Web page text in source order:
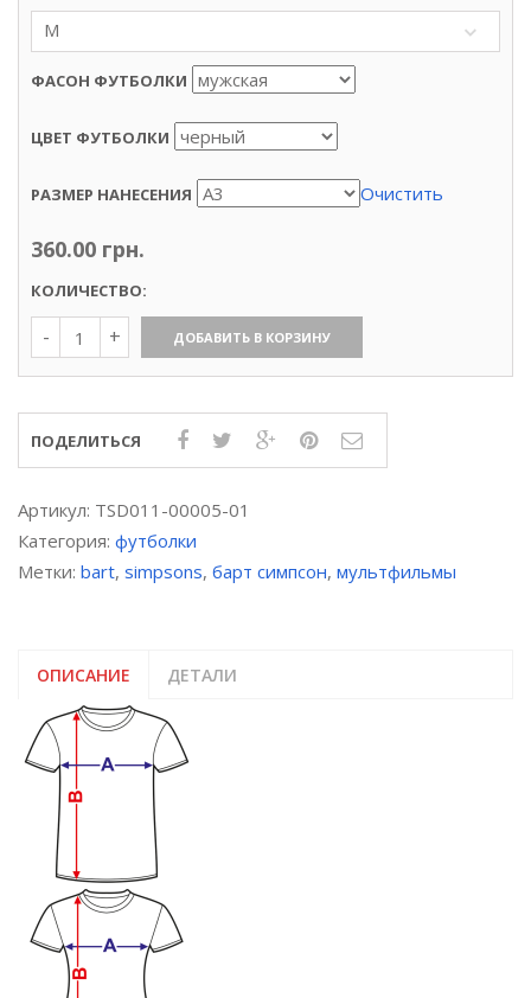
M
ФАСОН ФУТБОЛКИ
ЦВЕТ ФУТБОЛКИ
РАЗМЕР НАНЕСЕНИЯ Очистить
360.00 грн.
КОЛИЧЕСТВО:
Количество
Футболка
«Барт
печать
ДОБАВИТЬ В КОРЗИНУ
ПОДЕЛИТЬСЯ
Артикул: TSD011-00005-01
Категория: футболки
Метки: bart, simpsons, барт симпсон, мультфильмы
ОПИСАНИЕ ДЕТАЛИ